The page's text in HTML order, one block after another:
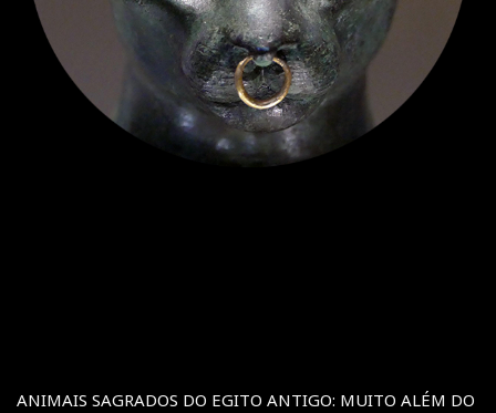
ANIMAIS SAGRADOS DO EGITO ANTIGO: MUITO ALÉM DO